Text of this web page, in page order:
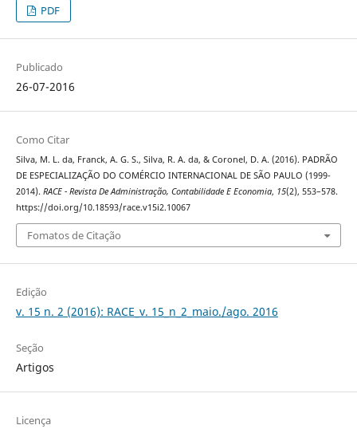
PDF
Publicado
26-07-2016
Como Citar
Silva, M. L. da, Franck, A. G. S., Silva, R. A. da, & Coronel, D. A. (2016). PADRÃO
DE ESPECIALIZAÇÃO DO COMÉRCIO INTERNACIONAL DE SÃO PAULO (1999-
2014). RACE - Revista De Administração, Contabilidade E Economia, 15(2), 553–578.
https://doi.org/10.18593/race.v15i2.10067
Fomatos de Citação
Edição
v. 15 n. 2 (2016): RACE_v. 15_n_2_maio./ago. 2016
Seção
Artigos
Licença